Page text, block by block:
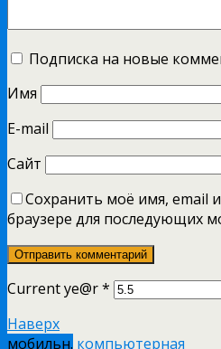
Подписка на новые
Имя
E-mail
Сайт
Сохранить моё имя, email
браузере для последующих
Current ye@r*
Наверх
мобильн. компьютерная